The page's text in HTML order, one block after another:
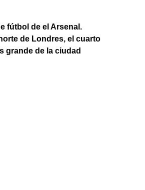
fútbol de el Arsenal.
de Londres, el cuarto
grande de la ciudad